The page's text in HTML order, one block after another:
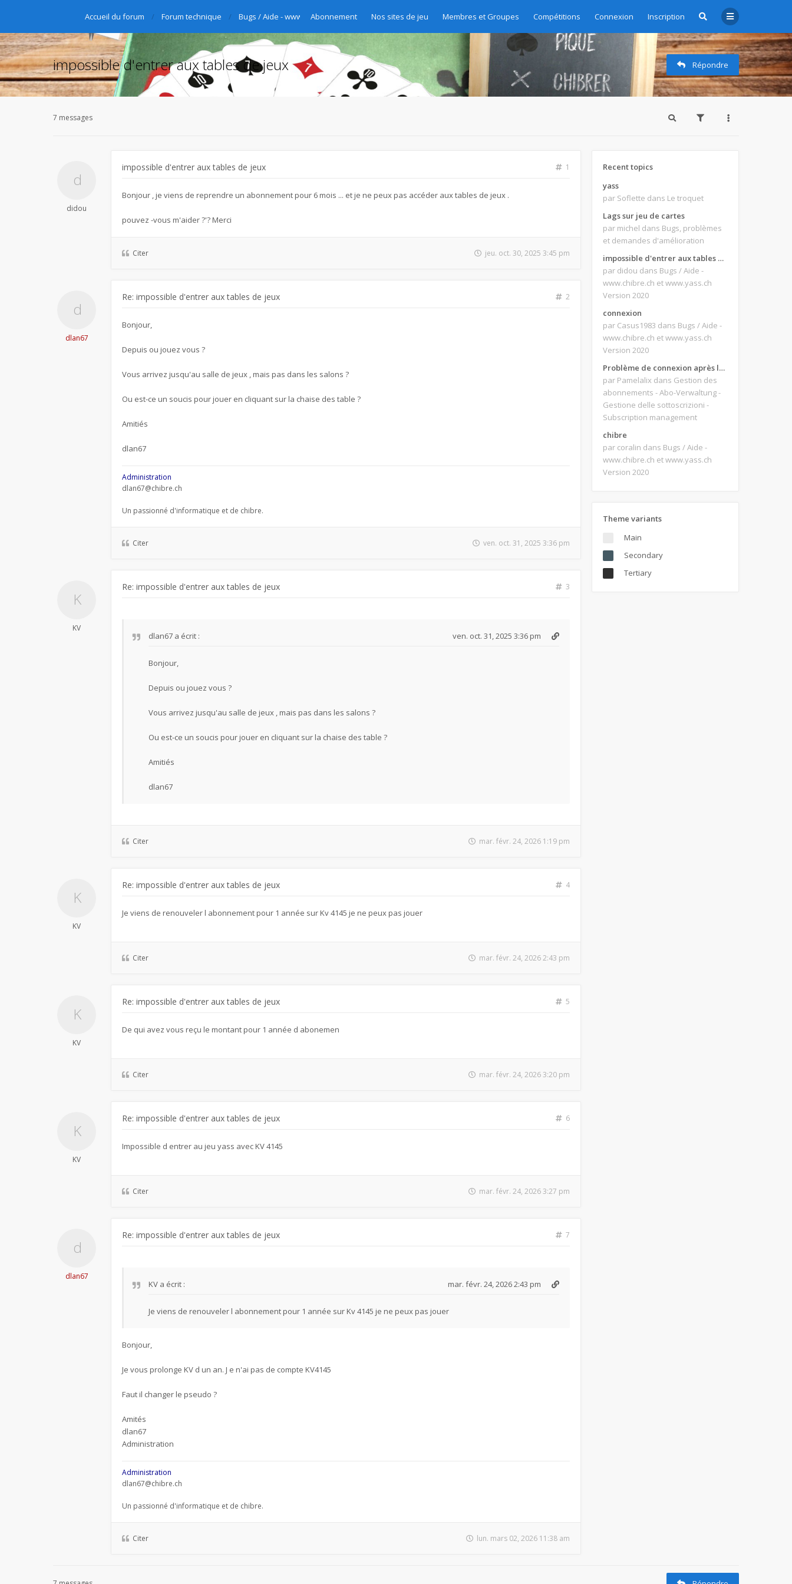
Abonnement Nos sites de jeu Membres et Groupes Compétitions Connexion Inscription
Accueil du forum Forum technique Bugs / Aide - www.chibre.ch et www.yass.ch Version 2020
impossible d'entrer aux tables de jeux Répondre
7 messages
didou
impossible d'entrer aux tables de jeux 1
Bonjour , je viens de reprendre un abonnement pour 6 mois ... et je ne peux pas accéder aux tables de jeux .
pouvez -vous m'aider ?'? Merci
Citer jeu. oct. 30, 2025 3:45 pm
dlan67
Re: impossible d'entrer aux tables de jeux 2
Bonjour,
Depuis ou jouez vous ?
Vous arrivez jusqu'au salle de jeux , mais pas dans les salons ?
Ou est-ce un soucis pour jouer en cliquant sur la chaise des table ?
Amitiés
dlan67
Administration
dlan67@chibre.ch
Un passionné d'informatique et de chibre.
Citer ven. oct. 31, 2025 3:36 pm
KV
Re: impossible d'entrer aux tables de jeux 3
dlan67 a écrit : ven. oct. 31, 2025 3:36 pm
Bonjour,
Depuis ou jouez vous ?
Vous arrivez jusqu'au salle de jeux , mais pas dans les salons ?
Ou est-ce un soucis pour jouer en cliquant sur la chaise des table ?
Amitiés
dlan67
Citer mar. févr. 24, 2026 1:19 pm
KV
Re: impossible d'entrer aux tables de jeux 4
Je viens de renouveler l abonnement pour 1 année sur Kv 4145 je ne peux pas jouer
Citer mar. févr. 24, 2026 2:43 pm
KV
Re: impossible d'entrer aux tables de jeux 5
De qui avez vous reçu le montant pour 1 année d abonemen
Citer mar. févr. 24, 2026 3:20 pm
KV
Re: impossible d'entrer aux tables de jeux 6
Impossible d entrer au jeu yass avec KV 4145
Citer mar. févr. 24, 2026 3:27 pm
dlan67
Re: impossible d'entrer aux tables de jeux 7
KV a écrit : mar. févr. 24, 2026 2:43 pm
Je viens de renouveler l abonnement pour 1 année sur Kv 4145 je ne peux pas jouer
Bonjour,
Je vous prolonge KV d un an. J e n'ai pas de compte KV4145
Faut il changer le pseudo ?
Amités
dlan67
Administration
Administration
dlan67@chibre.ch
Un passionné d'informatique et de chibre.
Citer lun. mars 02, 2026 11:38 am
Recent topics
yass
par Soflette dans Le troquet
Lags sur jeu de cartes
par michel dans Bugs, problèmes
et demandes d'amélioration
impossible d'entrer aux tables de jeux
par didou dans Bugs / Aide -
www.chibre.ch et www.yass.ch
Version 2020
connexion
par Casus1983 dans Bugs / Aide -
www.chibre.ch et www.yass.ch
Version 2020
Problème de connexion après le changement d'adresse e-mail.
par Pamelalix dans Gestion des
abonnements - Abo-Verwaltung -
Gestione delle sottoscrizioni -
Subscription management
chibre
par coralin dans Bugs / Aide -
www.chibre.ch et www.yass.ch
Version 2020
Theme variants
Main
Secondary
Tertiary